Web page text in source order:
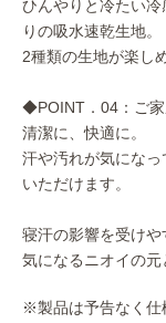
ひんやりと冷たい
りの吸水速乾生地。
2種類の生地が楽し
◆POINT．04：ご家
清潔に、快適に。
汗や汚れが気にな
いただけます。
寝汗の影響を受けや
気になるニオイの元
※製品は予告なく仕